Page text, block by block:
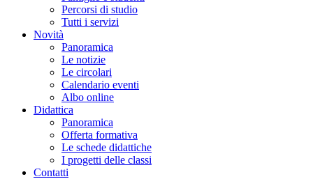
Percorsi di studio
Tutti i servizi
Novità
Panoramica
Le notizie
Le circolari
Calendario eventi
Albo online
Didattica
Panoramica
Offerta formativa
Le schede didattiche
I progetti delle classi
Contatti